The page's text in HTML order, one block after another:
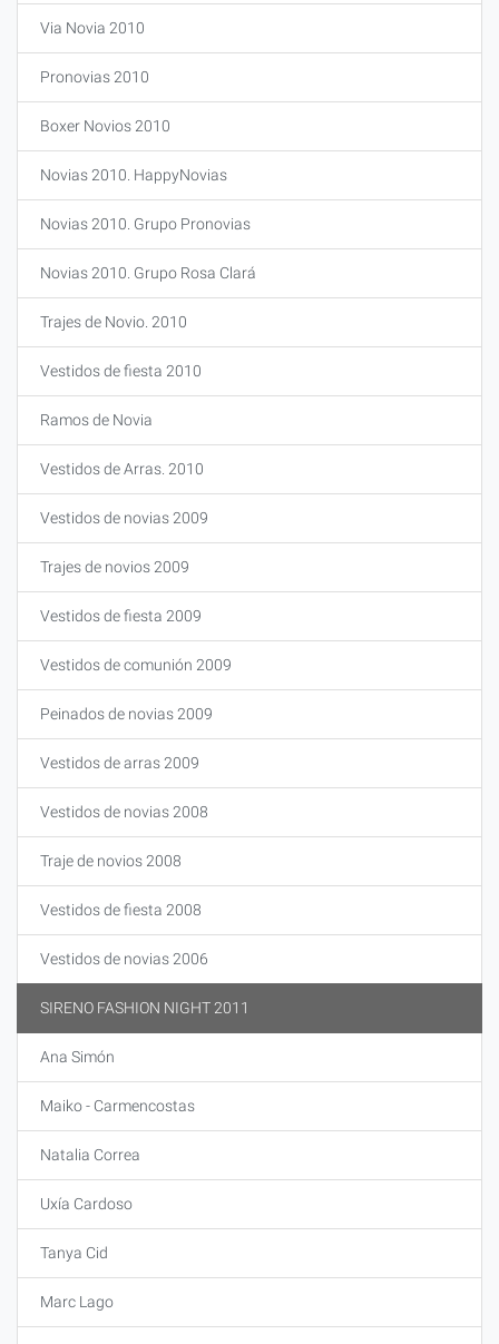
Via Novia 2010
Pronovias 2010
Boxer Novios 2010
Novias 2010. HappyNovias
Novias 2010. Grupo Pronovias
Novias 2010. Grupo Rosa Clará
Trajes de Novio. 2010
Vestidos de fiesta 2010
Ramos de Novia
Vestidos de Arras. 2010
Vestidos de novias 2009
Trajes de novios 2009
Vestidos de fiesta 2009
Vestidos de comunión 2009
Peinados de novias 2009
Vestidos de arras 2009
Vestidos de novias 2008
Traje de novios 2008
Vestidos de fiesta 2008
Vestidos de novias 2006
SIRENO FASHION NIGHT 2011
Ana Simón
Maiko - Carmencostas
Natalia Correa
Uxía Cardoso
Tanya Cid
Marc Lago